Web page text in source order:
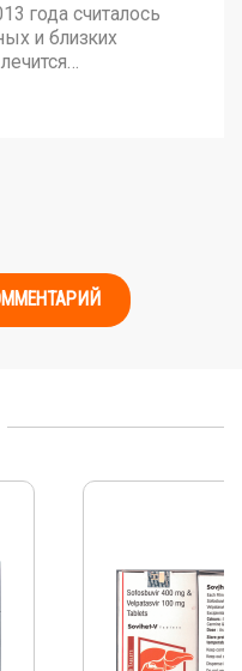
года считалось
и близких